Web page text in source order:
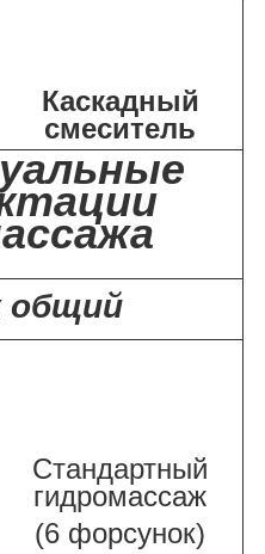
Каскадный
смеситель
общий
Стандартный
гидромассаж
(6 форсунок)